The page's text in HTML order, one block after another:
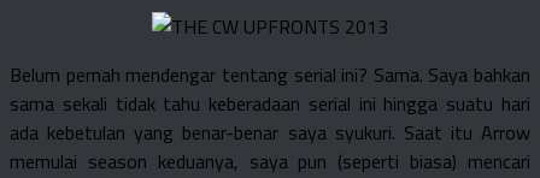
Belum pernah mendengar tentang serial ini? Sama. Saya bahkan
sama sekali tidak tahu keberadaan serial ini hingga suatu hari
ada kebetulan yang benar-benar saya syukuri. Saat itu Arrow
memulai season keduanya, saya pun (seperti biasa) mencari